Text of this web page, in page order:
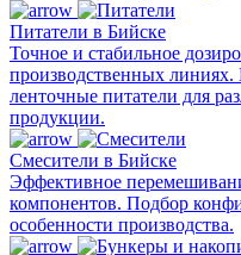
Питатели в Бийске
Точное и стабильное
производственных
ленточные питатели для
продукции.
Смесители в Бийске
Эффективное
компонентов. Подбор
особенности производства.